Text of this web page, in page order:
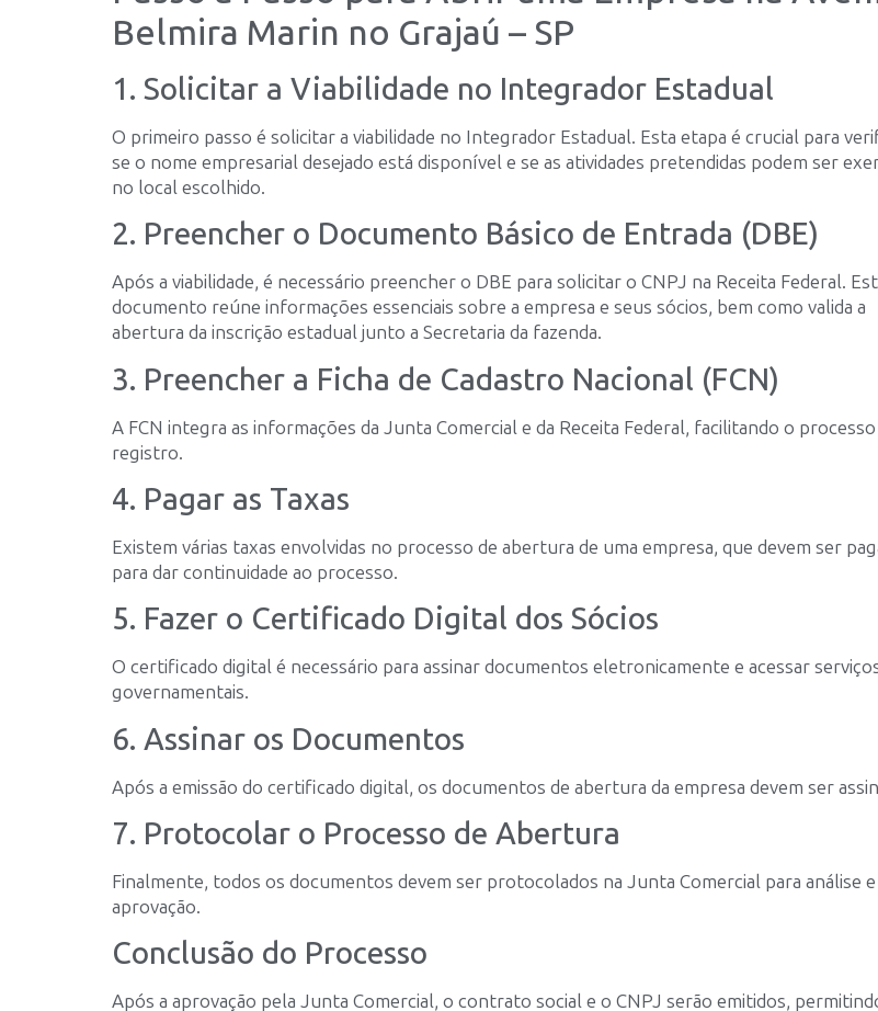
Belmira Marin no Grajaú – SP
1. Solicitar a Viabilidade no Integrador Estadual
O primeiro passo é solicitar a viabilidade no Integrador Estadual. Esta etapa é crucial para
se o nome empresarial desejado está disponível e se as atividades pretendidas podem ser
no local escolhido.
2. Preencher o Documento Básico de Entrada (DBE)
Após a viabilidade, é necessário preencher o DBE para solicitar o CNPJ na Receita Federal.
documento reúne informações essenciais sobre a empresa e seus sócios, bem como valida a
abertura da inscrição estadual junto a Secretaria da fazenda.
3. Preencher a Ficha de Cadastro Nacional (FCN)
A FCN integra as informações da Junta Comercial e da Receita Federal, facilitando o processo
registro.
4. Pagar as Taxas
Existem várias taxas envolvidas no processo de abertura de uma empresa, que devem ser
para dar continuidade ao processo.
5. Fazer o Certificado Digital dos Sócios
O certificado digital é necessário para assinar documentos eletronicamente e acessar
governamentais.
6. Assinar os Documentos
Após a emissão do certificado digital, os documentos de abertura da empresa devem ser
7. Protocolar o Processo de Abertura
Finalmente, todos os documentos devem ser protocolados na Junta Comercial para análise e
aprovação.
Conclusão do Processo
Após a aprovação pela Junta Comercial, o contrato social e o CNPJ serão emitidos,